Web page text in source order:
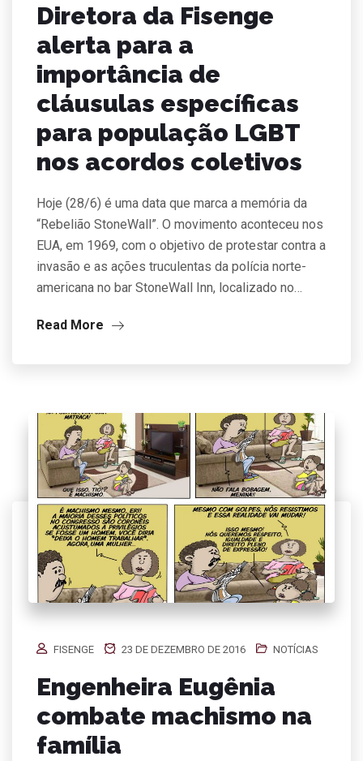
Diretora da Fisenge
alerta para a
importância de
cláusulas específicas
para população LGBT
nos acordos coletivos
Hoje (28/6) é uma data que marca a memória da
“Rebelião StoneWall”. O movimento aconteceu nos
EUA, em 1969, com o objetivo de protestar contra a
invasão e as ações truculentas da polícia norte-
americana no bar StoneWall Inn, localizado no…
Read More
FISENGE 23 DE DEZEMBRO DE 2016 NOTÍCIAS
Engenheira Eugênia
combate machismo na
família